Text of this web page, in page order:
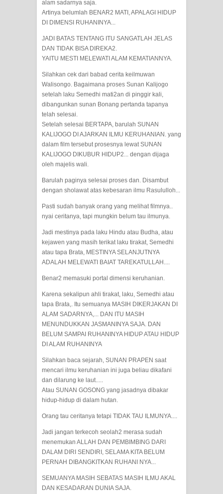
TASAWUF: BUKAN AJARAN PELIK,
TETAPI JALAN MEMBERSIHKAN
"Kotoran Yang Paling Bahaya Bukan
Pada Pakaian, Tetapi Pada Qalbi"
Secara Biologis Manusia itu Sama,
Dengan Tingkat Kesadaran yang
Berbeda
WAHDATUL WUJUD, WAHDATU
SYUHUD, DAN MANUNGGALING
KAWULA GUSTI
WAHDATUL WUJUD ITU APA..??
alam sadarnya saja.
Artinya belumlah BENAR2 MATI, APALAGI HIDUP
DI DIMENSI RUHANINYA...
JADI BATAS TENTANG ITU SANGATLAH JELAS
DAN TIDAK BISA DIREKA2.
YAITU MESTI MELEWATI ALAM KEMATIANNYA.
Silahkan cek dari babad cerita keilmuwan
Walisongo. Bagaimana proses Sunan Kalijogo
setelah laku Semedhi mati2an di pinggir kali,
dibangunkan sunan Bonang pertanda tapanya
telah selesai.
Setelah selesai BERTAPA, barulah SUNAN
KALIJOGO DI AJARKAN ILMU KERUHANIAN. yang
dalam film tersebut prosesnya lewat SUNAN
KALIJOGO DIKUBUR HIDUP2... dengan dijaga
oleh majelis wali.
Barulah paginya selesai proses dan. Disambut
dengan sholawat atas kebesaran ilmu Rasululloh...
Pasti sudah banyak orang yang melihat filmnya..
nyai ceritanya, tapi mungkin belum tau ilmunya.
Jadi mestinya pada laku Hindu atau Budha, atau
kejawen yang masih terikat laku tirakat, Semedhi
atau tapa Brata, MESTINYA SELANJUTNYA
ADALAH MELEWATI BAIAT TAREKATULLAH....
Benar2 memasuki portal dimensi keruhanian.
Karena sekalipun ahli tirakat, laku, Semedhi atau
tapa Brata,. Itu semuanya MASIH DIKERJAKAN DI
ALAM SADARNYA,... DAN ITU MASIH
MENUNDUKKAN JASMANINYA SAJA. DAN
BELUM SAMPAI RUHANINYA HIDUP ATAU HIDUP
DI ALAM RUHANINYA
Silahkan baca sejarah, SUNAN PRAPEN saat
mencari ilmu keruhanian ini juga beliau dikafani
dan dilarung ke laut.....
Atau SUNAN GOSONG yang jasadnya dibakar
hidup-hidup di dalam hutan.
Orang tau ceritanya tetapi TIDAK TAU ILMUNYA....
Jadi jangan terkecoh seolah2 merasa sudah
menemukan ALLAH DAN PEMBIMBING DARI
DALAM DIRI SENDIRI, SELAMA KITA BELUM
PERNAH DIBANGKITKAN RUHANI NYA...
SEMUANYA MASIH SEBATAS MASIH ILMU AKAL
DAN KESADARAN DUNIA SAJA.